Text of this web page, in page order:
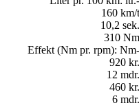
160 km/t
10,2 sek.
310 Nm
Effekt (Nm pr. rpm): -
Nm
920 kr.
12 mdr.
460 kr.
6 mdr.